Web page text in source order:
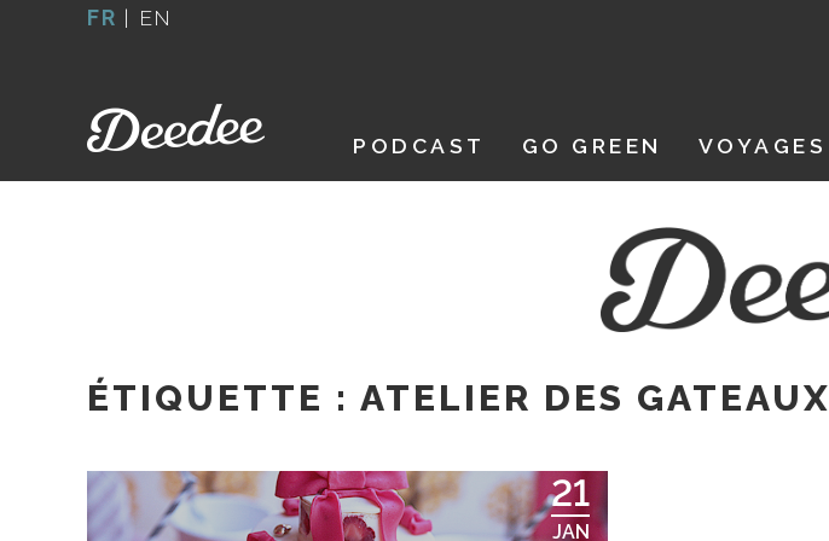
FR | EN
PODCAST GO GREEN VOYAGES
ÉTIQUETTE : ATELIER DES GATEAUX
21
JAN